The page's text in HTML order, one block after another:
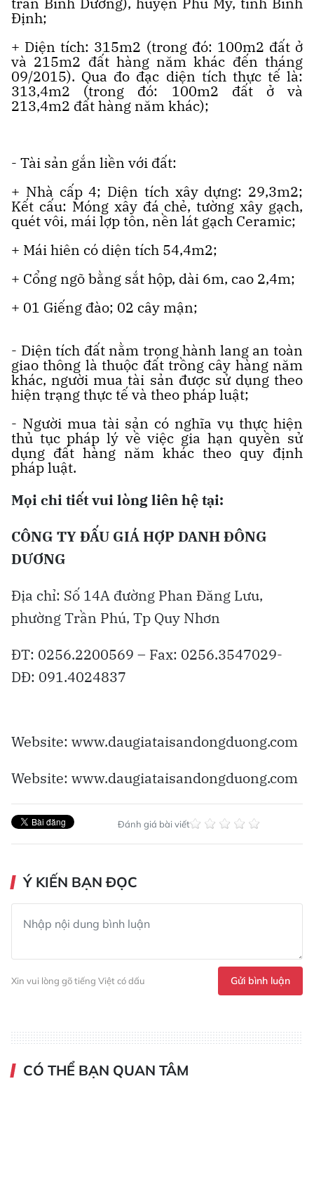
Định;
+ Diện tích: 315m2 (trong đó: 100m2 đất ở
và 215m2 đất hàng năm khác đến tháng
09/2015). Qua đo đạc diện tích thực tế là:
313,4m2 (trong đó: 100m2 đất ở và
213,4m2 đất hàng năm khác);
- Tài sản gắn liền với đất:
+ Nhà cấp 4; Diện tích xây dựng: 29,3m2;
Kết cấu: Móng xây đá chẻ, tường xây gạch,
quét vôi, mái lợp tôn, nền lát gạch Ceramic;
+ Mái hiên có diện tích 54,4m2;
+ Cổng ngõ bằng sắt hộp, dài 6m, cao 2,4m;
+ 01 Giếng đào; 02 cây mận;
- Diện tích đất nằm trong hành lang an toàn
giao thông là thuộc đất trồng cây hàng năm
khác, người mua tài sản được sử dụng theo
hiện trạng thực tế và theo pháp luật;
- Người mua tài sản có nghĩa vụ thực hiện
thủ tục pháp lý về việc gia hạn quyền sử
dụng đất hàng năm khác theo quy định
pháp luật.
Mọi chi tiết vui lòng liên hệ tại:
CÔNG TY ĐẤU GIÁ HỢP DANH ĐÔNG
DƯƠNG
Địa chỉ: Số 14A đường Phan Đăng Lưu,
phường Trần Phú, Tp Quy Nhơn
ĐT: 0256.2200569 – Fax: 0256.3547029-
DĐ: 091.4024837
Website: www.daugiataisandongduong.com
Website: www.daugiataisandongduong.com
Đánh giá bài viết
Ý KIẾN BẠN ĐỌC
Xin vui lòng gõ tiếng Việt có dấu Gửi bình luận
CÓ THỂ BẠN QUAN TÂM